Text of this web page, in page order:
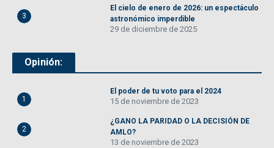
3
El cielo de enero de 2026: un espectáculo
astronómico imperdible
29 de diciembre de 2025
Opinión:
1
El poder de tu voto para el 2024
15 de noviembre de 2023
2
¿GANO LA PARIDAD O LA DECISIÓN DE
AMLO?
13 de noviembre de 2023